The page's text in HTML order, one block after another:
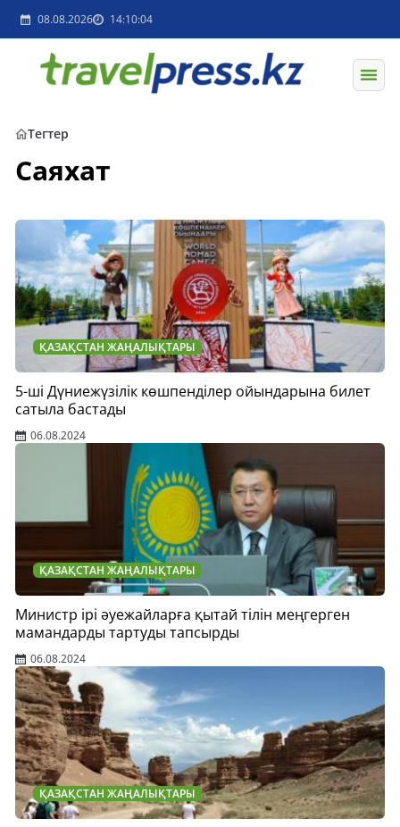
08.08.2026 14:10:04
Тегтер
Саяхат
ҚАЗАҚСТАН ЖАҢАЛЫҚТАРЫ
5-ші Дүниежүзілік көшпенділер ойындарына билет
сатыла бастады
06.08.2024
ҚАЗАҚСТАН ЖАҢАЛЫҚТАРЫ
Министр ірі әуежайларға қытай тілін меңгерген
мамандарды тартуды тапсырды
06.08.2024
ҚАЗАҚСТАН ЖАҢАЛЫҚТАРЫ